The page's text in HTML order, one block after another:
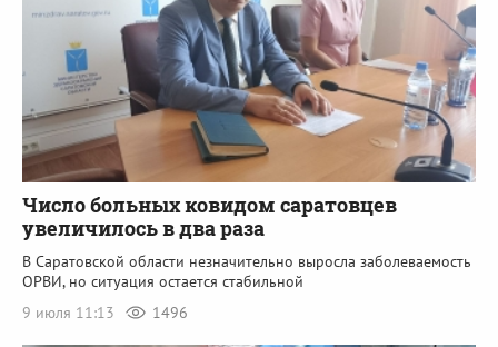
Число больных ковидом саратовцев
увеличилось в два раза
В Саратовской области незначительно выросла заболеваемость
ОРВИ, но ситуация остается стабильной
9 июля 11:13
1496